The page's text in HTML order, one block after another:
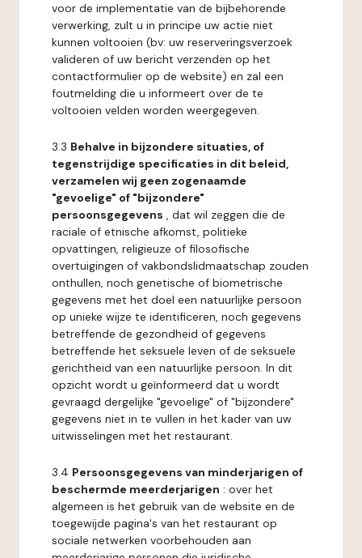
voor de implementatie van de bijbehorende
verwerking, zult u in principe uw actie niet
kunnen voltooien (bv: uw reserveringsverzoek
valideren of uw bericht verzenden op het
contactformulier op de website) en zal een
foutmelding die u informeert over de te
voltooien velden worden weergegeven.
3.3 Behalve in bijzondere situaties, of
tegenstrijdige specificaties in dit beleid,
verzamelen wij geen zogenaamde
"gevoelige" of "bijzondere"
persoonsgegevens , dat wil zeggen die de
raciale of etnische afkomst, politieke
opvattingen, religieuze of filosofische
overtuigingen of vakbondslidmaatschap zouden
onthullen, noch genetische of biometrische
gegevens met het doel een natuurlijke persoon
op unieke wijze te identificeren, noch gegevens
betreffende de gezondheid of gegevens
betreffende het seksuele leven of de seksuele
gerichtheid van een natuurlijke persoon. In dit
opzicht wordt u geïnformeerd dat u wordt
gevraagd dergelijke "gevoelige" of "bijzondere"
gegevens niet in te vullen in het kader van uw
uitwisselingen met het restaurant.
3.4 Persoonsgegevens van minderjarigen of
beschermde meerderjarigen : over het
algemeen is het gebruik van de website en de
toegewijde pagina's van het restaurant op
sociale netwerken voorbehouden aan